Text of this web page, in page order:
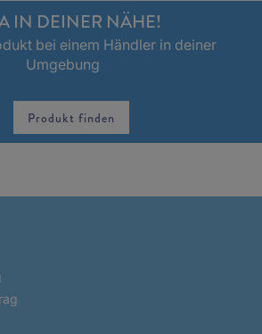
IN DEINER NÄHE!
bei einem Händler in deiner
Umgebung
Produkt finden